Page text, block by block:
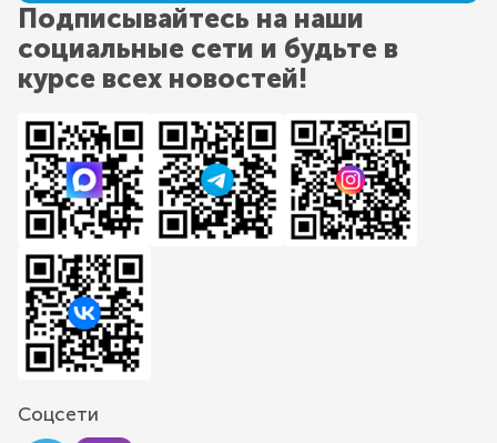
Подписывайтесь на наши
социальные сети и будьте в
курсе всех новостей!
Соцсети